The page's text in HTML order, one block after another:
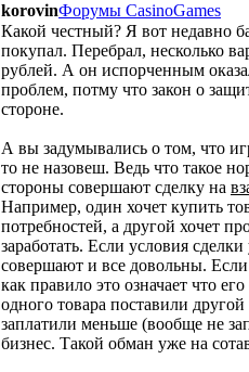
korovinФорумы CasinoGames
Какой честный? Я вот недавно
покупал. Перебрал, несколько
рублей. А он испорченным
проблем, потму что закон о
стороне.
А вы задумывались о том, что
то не назовеш. Ведь что такое
стороны совершают сделку на
Например, один хочет купить
потребностей, а другой хочет
заработать. Если условия
совершают и все довольны. Если
как правило это означает что
одного товара поставили
заплатили меньше (вообще не
бизнес. Такой обман уже на